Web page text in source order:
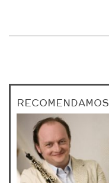
RECOMENDAMOS